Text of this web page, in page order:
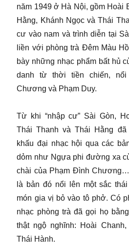
năm 1949 ở Hà Nội, gồm Hoài
Hằng, Khánh Ngọc và Thái
cư vào nam và trình diễn tại
liền với phòng trà Đêm Màu
bày những nhạc phẩm bất hủ
danh từ thời tiền chiến,
Chương và Phạm Duy.
Từ khi “nhập cư” Sài Gòn,
Thái Thanh và Thái Hằng đã
khấu đại nhạc hội qua các
dỏm như Ngựa phi đường xa
chài của Phạm Đình
là bản đó nổi lên một sắc
món gia vị bỏ vào tô phở. Có
nhạc phòng trà đã gọi họ
thật ngộ nghĩnh: Hoài
Thái Hành.